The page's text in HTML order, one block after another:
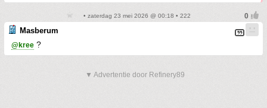
• zaterdag 23 mei 2026 @ 00:18 • 222
Masberum
@kree ?
▼ Advertentie door Refinery89